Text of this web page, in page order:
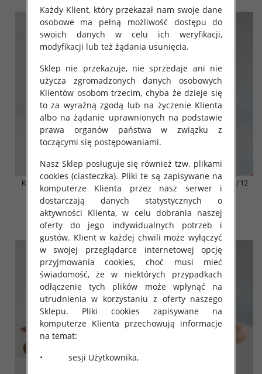
Klapki damskie Roz 36-42 / 12
par
41.00 zł
szczegóły
Klapki damskie Roz 36-42 / 12
par
41.00 zł
szczegóły
Każdy Klient, który przekazał nam swoje dane
osobowe ma pełną możliwość dostępu do
swoich danych w celu ich weryfikacji,
modyfikacji lub też żądania usunięcia.
Sklep nie przekazuje, nie sprzedaje ani nie
użycza zgromadzonych danych osobowych
Klientów osobom trzecim, chyba że dzieje się
to za wyraźną zgodą lub na życzenie Klienta
albo na żądanie uprawnionych na podstawie
prawa organów państwa w związku z
toczącymi się postępowaniami.
Nasz Sklep posługuje się również tzw. plikami
cookies (ciasteczka). Pliki te są zapisywane na
komputerze Klienta przez nasz serwer i
dostarczają danych statystycznych o
aktywności Klienta, w celu dobrania naszej
oferty do jego indywidualnych potrzeb i
gustów. Klient w każdej chwili może wyłączyć
w swojej przeglądarce internetowej opcję
przyjmowania cookies, choć musi mieć
świadomość, że w niektórych przypadkach
odłączenie tych plików może wpłynąć na
utrudnienia w korzystaniu z oferty naszego
Sklepu. Pliki cookies zapisywane na
komputerze Klienta przechowują informacje
na temat:
• sesji Użytkownika,